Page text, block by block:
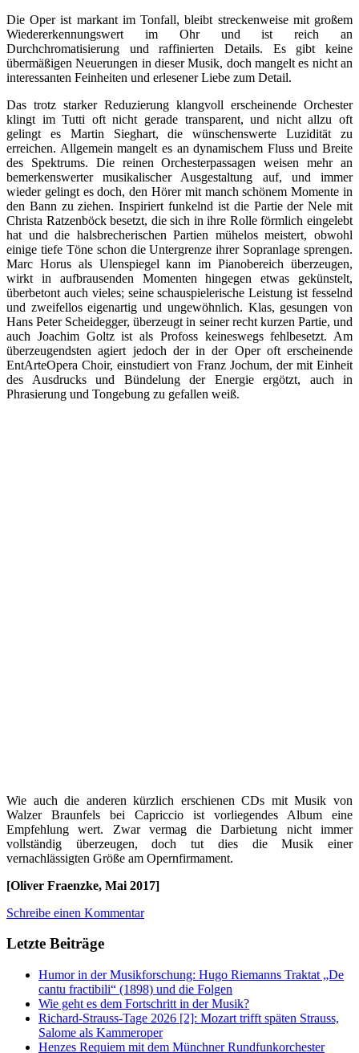
Die Oper ist markant im Tonfall, bleibt streckenweise mit großem
Wiedererkennungswert im Ohr und ist reich an
Durchchromatisierung und raffinierten Details. Es gibt keine
übermäßigen Neuerungen in dieser Musik, doch mangelt es nicht an
interessanten Feinheiten und erlesener Liebe zum Detail.
Das trotz starker Reduzierung klangvoll erscheinende Orchester
klingt im Tutti oft nicht gerade transparent, und nicht allzu oft
gelingt es Martin Sieghart, die wünschenswerte Luzidität zu
erreichen. Allgemein mangelt es an dynamischem Fluss und Breite
des Spektrums. Die reinen Orchesterpassagen weisen mehr an
bemerkenswerter musikalischer Ausgestaltung auf, und immer
wieder gelingt es doch, den Hörer mit manch schönem Momente in
den Bann zu ziehen. Inspiriert funkelnd ist die Partie der Nele mit
Christa Ratzenböck besetzt, die sich in ihre Rolle förmlich eingelebt
hat und die halsbrecherischen Partien mühelos meistert, obwohl
einige tiefe Töne schon die Untergrenze ihrer Sopranlage sprengen.
Marc Horus als Ulenspiegel kann im Pianobereich überzeugen,
wirkt in aufbrausenden Momenten hingegen etwas gekünstelt,
überbetont auch vieles; seine schauspielerische Leistung ist fesselnd
und zweifellos eigenartig und ungewöhnlich. Klas, gesungen von
Hans Peter Scheidegger, überzeugt in seiner recht kurzen Partie, und
auch Joachim Goltz ist als Profoss keineswegs fehlbesetzt. Am
überzeugendsten agiert jedoch der in der Oper oft erscheinende
EntArteOpera Choir, einstudiert von Franz Jochum, der mit Einheit
des Ausdrucks und Bündelung der Energie ergötzt, auch in
Phrasierung und Tongebung zu gefallen weiß.
Wie auch die anderen kürzlich erschienen CDs mit Musik von
Walzer Braunfels bei Capriccio ist vorliegendes Album eine
Empfehlung wert. Zwar vermag die Darbietung nicht immer
vollständig überzeugen, doch tut dies die Musik einer
vernachlässigten Größe am Opernfirmament.
[Oliver Fraenzke, Mai 2017]
Schreibe einen Kommentar
Letzte Beiträge
Humor in der Musikforschung: Hugo Riemanns Traktat „De
cantu fractibili“ (1898) und die Folgen
Wie geht es dem Fortschritt in der Musik?
Richard-Strauss-Tage 2026 [2]: Mozart trifft späten Strauss,
Salome als Kammeroper
Henzes Requiem mit dem Münchner Rundfunkorchester